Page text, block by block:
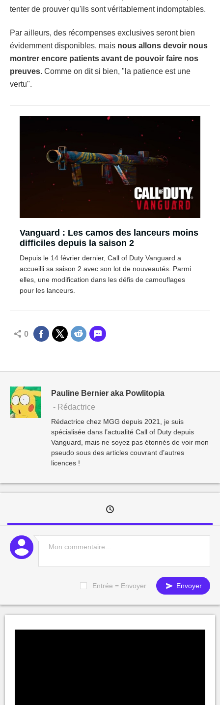
tenter de prouver qu'ils sont véritablement indomptables.
Par ailleurs, des récompenses exclusives seront bien
évidemment disponibles, mais nous allons devoir nous
montrer encore patients avant de pouvoir faire nos
preuves. Comme on dit si bien, "la patience est une
vertu".
Vanguard : Les camos des lanceurs moins
difficiles depuis la saison 2
Depuis le 14 février dernier, Call of Duty Vanguard a
accueilli sa saison 2 avec son lot de nouveautés. Parmi
elles, une modification dans les défis de camouflages
pour les lanceurs.
0
Pauline Bernier aka Powlitopia
- Rédactrice
Rédactrice chez MGG depuis 2021, je suis
spécialisée dans l’actualité Call of Duty depuis
Vanguard, mais ne soyez pas étonnés de voir mon
pseudo sous des articles couvrant d’autres
licences !
Entrée = Envoyer Envoyer